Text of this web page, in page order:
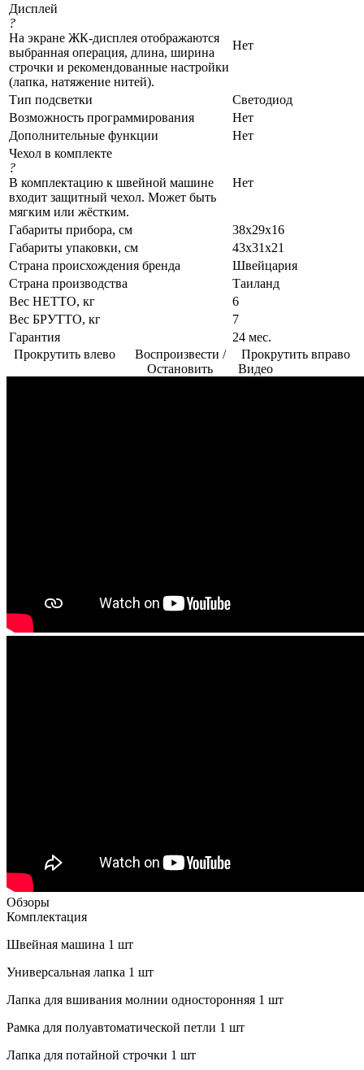
Дисплей
?
На экране ЖК-дисплея отображаются
выбранная операция, длина, ширина
строчки и рекомендованные настройки
(лапка, натяжение нитей).
Нет
Тип подсветки
Cветодиод
Возможность программирования
Нет
Дополнительные функции
Нет
Чехол в комплекте
?
В комплектацию к швейной машине
входит защитный чехол. Может быть
мягким или жёстким.
Нет
Габариты прибора, см
38х29х16
Габариты упаковки, см
43х31х21
Страна происхождения бренда
Швейцария
Страна производства
Таиланд
Вес НЕТТО, кг
6
Вес БРУТТО, кг
7
Гарантия
24 мес.
Прокрутить влево
Воспроизвести /
Остановить
Прокрутить вправо
Видео
Обзоры
Комплектация
Швейная машина 1 шт
Универсальная лапка 1 шт
Лапка для вшивания молнии односторонняя 1 шт
Рамка для полуавтоматической петли 1 шт
Лапка для потайной строчки 1 шт